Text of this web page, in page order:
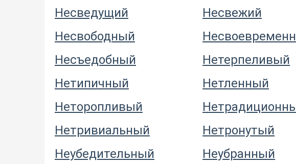
Несведущий
Несвежий
Несвободный
Несъедобный
Нетерпеливый
Нетипичный
Нетленный
Неторопливый
Нетривиальный
Нетронутый
Неубедительный
Неубранный